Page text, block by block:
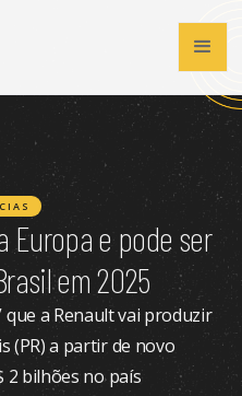
Europa e pode ser
em 2025
que a Renault vai produzir
(PR) a partir de novo
2 bilhões no país